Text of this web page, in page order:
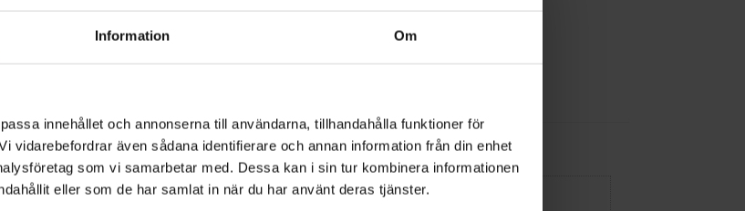
Information Om
innehållet och annonserna till användarna, tillhandahålla funktioner för
vidarebefordrar även sådana identifierare och annan information från din enhet
som vi samarbetar med. Dessa kan i sin tur kombinera informationen
eller som de har samlat in när du har använt deras tjänster.